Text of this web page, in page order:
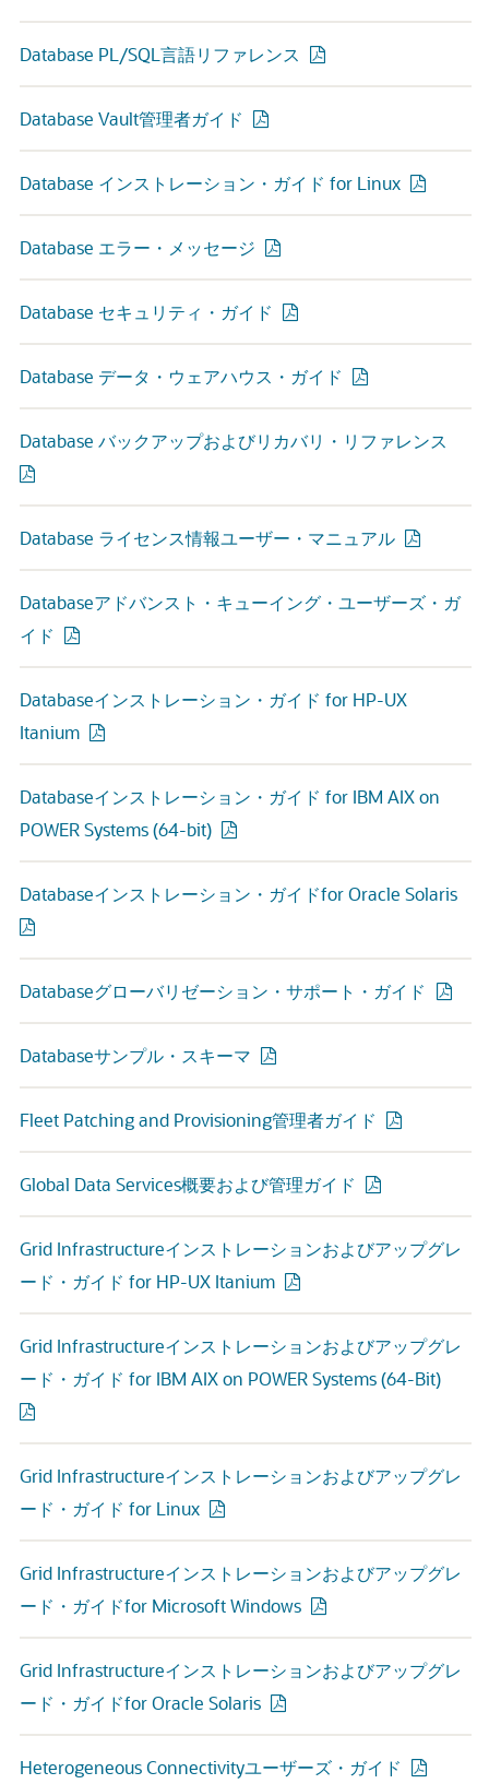
Database PL/SQL言語リファレンス
Database Vault管理者ガイド
Database インストレーション・ガイド for Linux
Database エラー・メッセージ
Database セキュリティ・ガイド
Database データ・ウェアハウス・ガイド
Database バックアップおよびリカバリ・リファレンス
Database ライセンス情報ユーザー・マニュアル
Databaseアドバンスト・キューイング・ユーザーズ・ガ
イド
Databaseインストレーション・ガイド for HP-UX
Itanium
Databaseインストレーション・ガイド for IBM AIX on
POWER Systems (64-bit)
Databaseインストレーション・ガイドfor Oracle Solaris
Databaseグローバリゼーション・サポート・ガイド
Databaseサンプル・スキーマ
Fleet Patching and Provisioning管理者ガイド
Global Data Services概要および管理ガイド
Grid Infrastructureインストレーションおよびアップグレ
ード・ガイド for HP-UX Itanium
Grid Infrastructureインストレーションおよびアップグレ
ード・ガイド for IBM AIX on POWER Systems (64-Bit)
Grid Infrastructureインストレーションおよびアップグレ
ード・ガイド for Linux
Grid Infrastructureインストレーションおよびアップグレ
ード・ガイドfor Microsoft Windows
Grid Infrastructureインストレーションおよびアップグレ
ード・ガイドfor Oracle Solaris
Heterogeneous Connectivityユーザーズ・ガイド